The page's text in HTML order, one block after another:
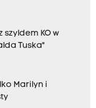
KO w
Tuska"
Marilyn i